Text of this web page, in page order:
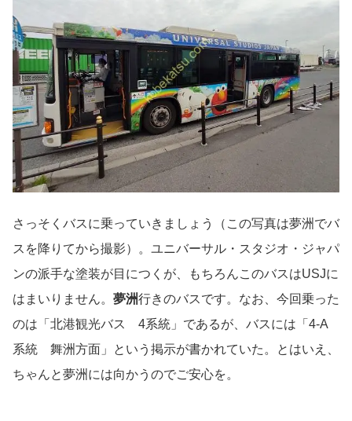
さっそくバスに乗っていきましょう（この写真は夢洲でバ
スを降りてから撮影）。ユニバーサル・スタジオ・ジャパ
ンの派手な塗装が目につくが、もちろんこのバスはUSJに
はまいりません。 夢洲行きのバスです。なお、今回乗った
のは「北港観光バス 4系統」であるが、バスには「4-A
系統 舞洲方面」という掲示が書かれていた。とはいえ、
ちゃんと夢洲には向かうのでご安心を。